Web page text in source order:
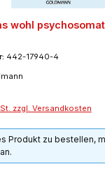
wohl
442-17940-4
zzgl. Versandkosten
Produkt zu bestellen,